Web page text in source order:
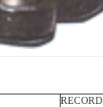
RECORD